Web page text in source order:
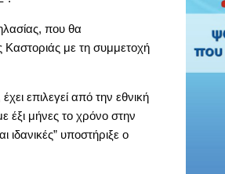
που θα
Καστοριάς με τη συμμετοχή
επιλεγεί από την εθνική
έξι μήνες το χρόνο στην
ιδανικές” υποστήριξε ο